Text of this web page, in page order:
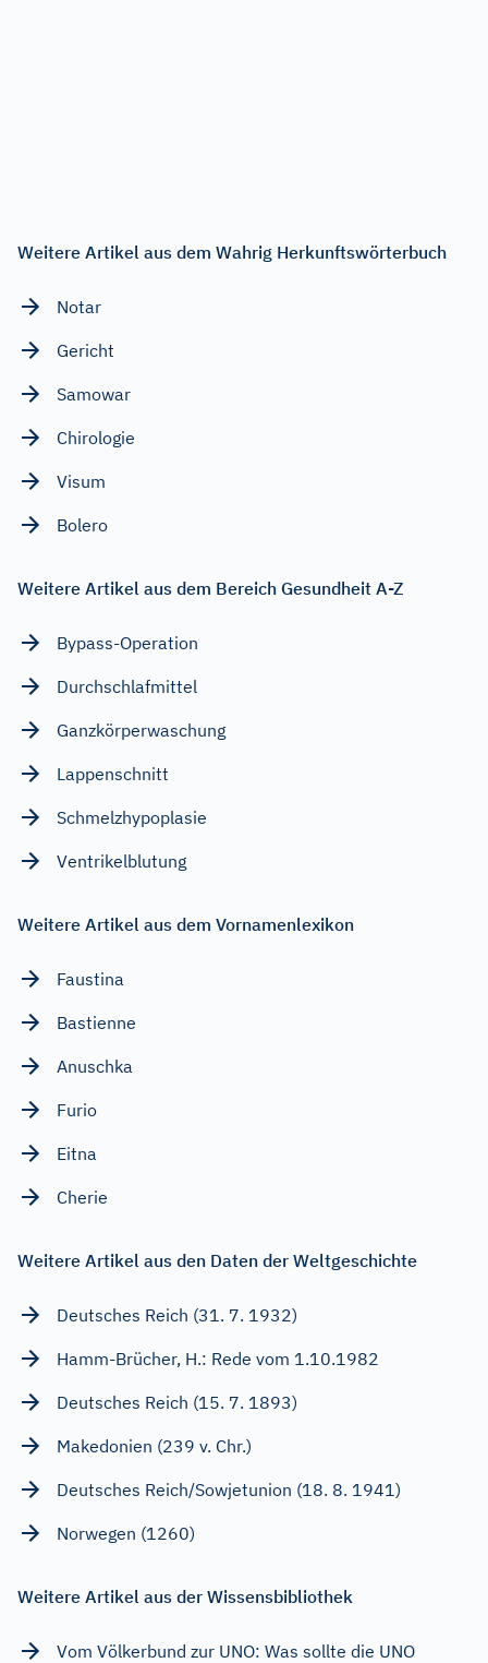
Weitere Artikel aus dem Wahrig Herkunftswörterbuch
Notar
Gericht
Samowar
Chirologie
Visum
Bolero
Weitere Artikel aus dem Bereich Gesundheit A-Z
Bypass-Operation
Durchschlafmittel
Ganzkörperwaschung
Lappenschnitt
Schmelzhypoplasie
Ventrikelblutung
Weitere Artikel aus dem Vornamenlexikon
Faustina
Bastienne
Anuschka
Furio
Eitna
Cherie
Weitere Artikel aus den Daten der Weltgeschichte
Deutsches Reich (31. 7. 1932)
Hamm-Brücher, H.: Rede vom 1.10.1982
Deutsches Reich (15. 7. 1893)
Makedonien (239 v. Chr.)
Deutsches Reich/Sowjetunion (18. 8. 1941)
Norwegen (1260)
Weitere Artikel aus der Wissensbibliothek
Vom Völkerbund zur UNO: Was sollte die UNO